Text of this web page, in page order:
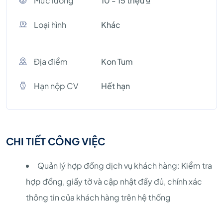
Loại hình Khác
Địa điểm Kon Tum
Hạn nộp CV Hết hạn
CHI TIẾT CÔNG VIỆC
Quản lý hợp đồng dịch vụ khách hàng: Kiểm tra
hợp đồng, giấy tờ và cập nhật đầy đủ, chính xác
thông tin của khách hàng trên hệ thống